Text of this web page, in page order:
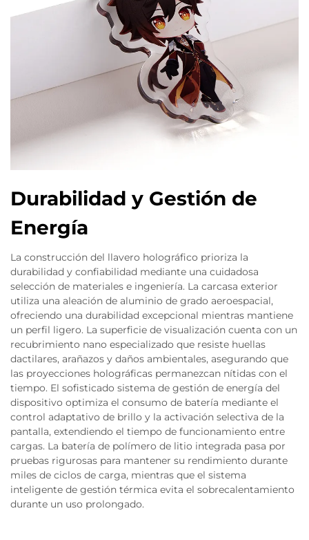
Durabilidad y Gestión de
Energía
La construcción del llavero holográfico prioriza la
durabilidad y confiabilidad mediante una cuidadosa
selección de materiales e ingeniería. La carcasa exterior
utiliza una aleación de aluminio de grado aeroespacial,
ofreciendo una durabilidad excepcional mientras mantiene
un perfil ligero. La superficie de visualización cuenta con un
recubrimiento nano especializado que resiste huellas
dactilares, arañazos y daños ambientales, asegurando que
las proyecciones holográficas permanezcan nítidas con el
tiempo. El sofisticado sistema de gestión de energía del
dispositivo optimiza el consumo de batería mediante el
control adaptativo de brillo y la activación selectiva de la
pantalla, extendiendo el tiempo de funcionamiento entre
cargas. La batería de polímero de litio integrada pasa por
pruebas rigurosas para mantener su rendimiento durante
miles de ciclos de carga, mientras que el sistema
inteligente de gestión térmica evita el sobrecalentamiento
durante un uso prolongado.